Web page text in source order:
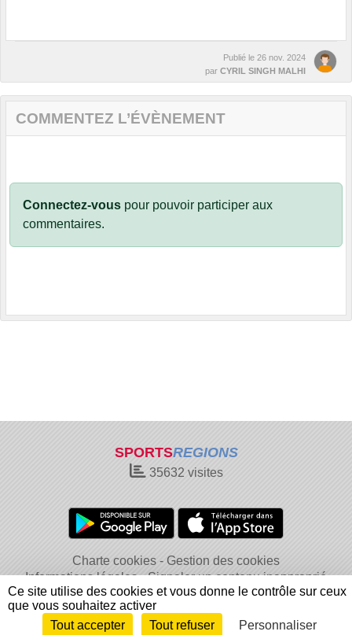
Publié le 26 nov. 2024
par CYRIL SINGH MALHI
COMMENTEZ L’ÉVÈNEMENT
Connectez-vous pour pouvoir participer aux
commentaires.
SPORTSREGIONS
35632 visites
Charte cookies
Gestion des cookies
Informations légales
Signaler un contenu inapproprié
Envie de participer ? Connexion
Ce site utilise des cookies et vous donne le contrôle sur ceux
que vous souhaitez activer
Tout accepter
Tout refuser Personnaliser